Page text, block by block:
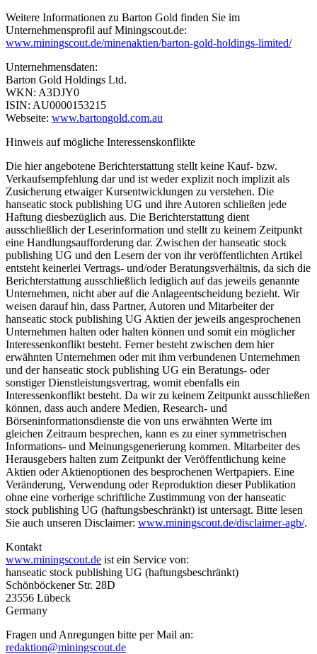
Weitere Informationen zu Barton Gold finden Sie im
Unternehmensprofil auf Miningscout.de:
www.miningscout.de/minenaktien/barton-gold-holdings-limited/
Unternehmensdaten:
Barton Gold Holdings Ltd.
WKN: A3DJY0
ISIN: AU0000153215
Webseite: www.bartongold.com.au
Hinweis auf mögliche Interessenskonflikte
Die hier angebotene Berichterstattung stellt keine Kauf- bzw.
Verkaufsempfehlung dar und ist weder explizit noch implizit als
Zusicherung etwaiger Kursentwicklungen zu verstehen. Die
hanseatic stock publishing UG und ihre Autoren schließen jede
Haftung diesbezüglich aus. Die Berichterstattung dient
ausschließlich der Leserinformation und stellt zu keinem Zeitpunkt
eine Handlungsaufforderung dar. Zwischen der hanseatic stock
publishing UG und den Lesern der von ihr veröffentlichten Artikel
entsteht keinerlei Vertrags- und/oder Beratungsverhältnis, da sich die
Berichterstattung ausschließlich lediglich auf das jeweils genannte
Unternehmen, nicht aber auf die Anlageentscheidung bezieht. Wir
weisen darauf hin, dass Partner, Autoren und Mitarbeiter der
hanseatic stock publishing UG Aktien der jeweils angesprochenen
Unternehmen halten oder halten können und somit ein möglicher
Interessenkonflikt besteht. Ferner besteht zwischen dem hier
erwähnten Unternehmen oder mit ihm verbundenen Unternehmen
und der hanseatic stock publishing UG ein Beratungs- oder
sonstiger Dienstleistungsvertrag, womit ebenfalls ein
Interessenkonflikt besteht. Da wir zu keinem Zeitpunkt ausschließen
können, dass auch andere Medien, Research- und
Börseninformationsdienste die von uns erwähnten Werte im
gleichen Zeitraum besprechen, kann es zu einer symmetrischen
Informations- und Meinungsgenerierung kommen. Mitarbeiter des
Herausgebers halten zum Zeitpunkt der Veröffentlichung keine
Aktien oder Aktienoptionen des besprochenen Wertpapiers. Eine
Veränderung, Verwendung oder Reproduktion dieser Publikation
ohne eine vorherige schriftliche Zustimmung von der hanseatic
stock publishing UG (haftungsbeschränkt) ist untersagt. Bitte lesen
Sie auch unseren Disclaimer: www.miningscout.de/disclaimer-agb/.
Kontakt
www.miningscout.de ist ein Service von:
hanseatic stock publishing UG (haftungsbeschränkt)
Schönböckener Str. 28D
23556 Lübeck
Germany
Fragen und Anregungen bitte per Mail an:
redaktion@miningscout.de